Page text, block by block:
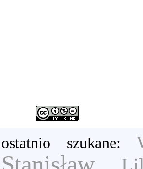
ostatnio szukane: